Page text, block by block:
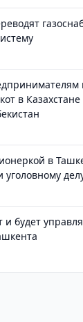
в
в
уголовному
и будет